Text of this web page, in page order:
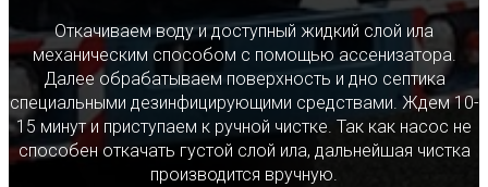
Откачиваем воду и доступный жидкий слой ила
механическим способом с помощью ассенизатора.
Далее обрабатываем поверхность и дно септика
специальными дезинфицирующими средствами. Ждем 10-
15 минут и приступаем к ручной чистке. Так как насос не
способен откачать густой слой ила, дальнейшая чистка
производится вручную.